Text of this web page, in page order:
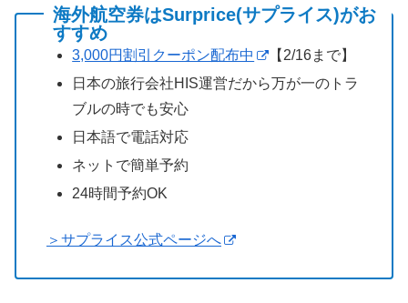
海外航空券はSurprice(サプライス)がお
すすめ
3,000円割引クーポン配布中
【2/16まで】
日本の旅行会社HIS運営だから万が一のトラ
ブルの時でも安心
日本語で電話対応
ネットで簡単予約
24時間予約OK
＞サプライス公式ページへ